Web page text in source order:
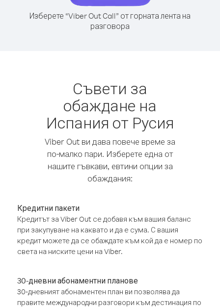
Изберете “Viber Out Call” от горната лента на
разговора
Съвети за
обаждане на
Испания от Русия
Viber Out ви дава повече време за
по-малко пари. Изберете една от
нашите гъвкави, евтини опции за
обаждания:
Кредитни пакети
Кредитът за Viber Out се добавя към вашия баланс
при закупуване на каквато и да е сума. С вашия
кредит можете да се обаждате към кой да е номер по
света на ниските цени на Viber.
30-дневни абонаментни планове
30-дневният абонаментен план ви позволява да
правите международни разговори към дестинация по